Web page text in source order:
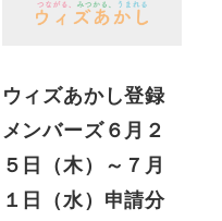
ウィズあかし登録
メンバーズ６月２
５日（木）～７月
１日（水）申請分